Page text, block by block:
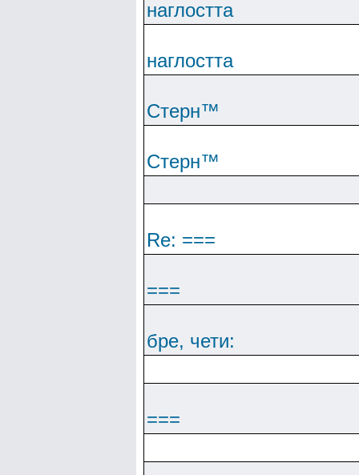
наглостта
наглостта
Cтepн™
Cтepн™
Re: ===
===
бре, чети:
===